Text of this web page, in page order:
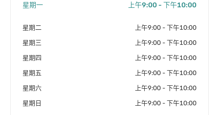
星期一 上午9:00 - 下午10:00
星期二 上午9:00 - 下午10:00
星期三 上午9:00 - 下午10:00
星期四 上午9:00 - 下午10:00
星期五 上午9:00 - 下午10:00
星期六 上午9:00 - 下午10:00
星期日 上午9:00 - 下午10:00